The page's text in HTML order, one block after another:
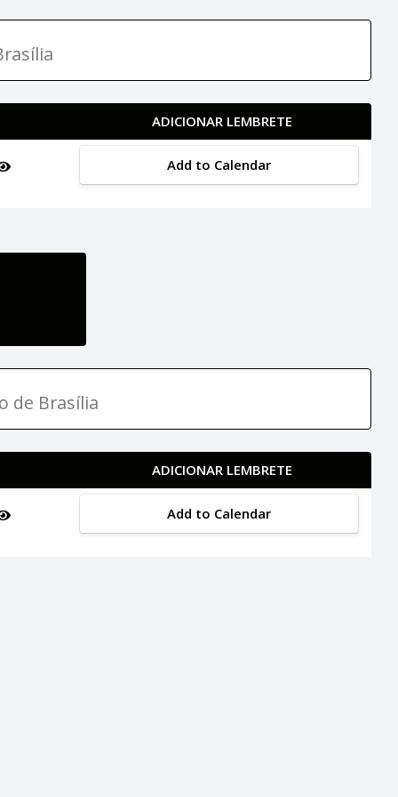
ADICIONAR LEMBRETE
Add to Calendar
de Brasília
ADICIONAR LEMBRETE
Add to Calendar